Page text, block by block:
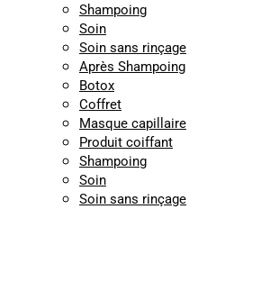
Shampoing
Soin
Soin sans rinçage
Après Shampoing
Botox
Coffret
Masque capillaire
Produit coiffant
Shampoing
Soin
Soin sans rinçage